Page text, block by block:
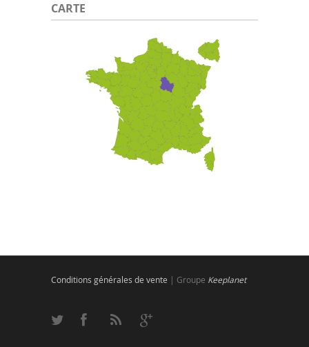
CARTE
Conditions générales de vente | Groupe Keeplanet